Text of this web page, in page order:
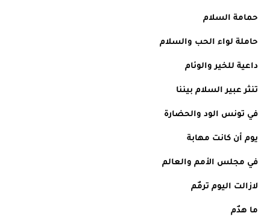
حمامة السلام
حاملة لواء الحب والسلام
داعية للخير والوئام
تنثر عبير السلام بيننا
في تونس الود والحضارة
يوم أن كانت مهابة
في مجلس الأمم والعالم
لازالت اليوم ترمٌم
ما هدٌم